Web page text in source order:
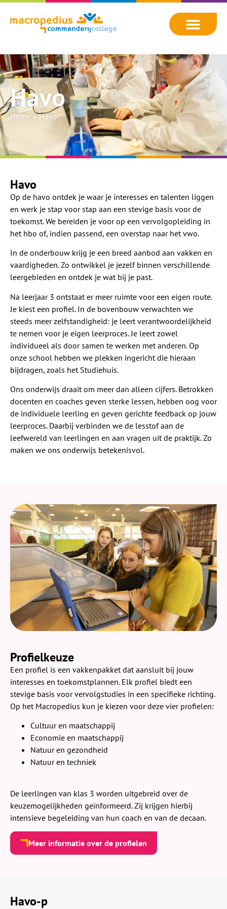
Havo
Home »Havo
Havo
Op de havo ontdek je waar je interesses en talenten liggen
en werk je stap voor stap aan een stevige basis voor de
toekomst. We bereiden je voor op een vervolgopleiding in
het hbo of, indien passend, een overstap naar het vwo.
In de onderbouw krijg je een breed aanbod aan vakken en
vaardigheden. Zo ontwikkel je jezelf binnen verschillende
leergebieden en ontdek je wat bij je past.
Na leerjaar 3 ontstaat er meer ruimte voor een eigen route.
Je kiest een profiel. In de bovenbouw verwachten we
steeds meer zelfstandigheid: je leert verantwoordelijkheid
te nemen voor je eigen leerproces. Je leert zowel
individueel als door samen te werken met anderen. Op
onze school hebben we plekken ingericht die hieraan
bijdragen, zoals het Studiehuis.
Ons onderwijs draait om meer dan alleen cijfers. Betrokken
docenten en coaches geven sterke lessen, hebben oog voor
de individuele leerling en geven gerichte feedback op jouw
leerproces. Daarbij verbinden we de lesstof aan de
leefwereld van leerlingen en aan vragen uit de praktijk. Zo
maken we ons onderwijs betekenisvol.
Profielkeuze
Een profiel is een vakkenpakket dat aansluit bij jouw
interesses en toekomstplannen. Elk profiel biedt een
stevige basis voor vervolgstudies in een specifieke richting.
Op het Macropedius kun je kiezen voor deze vier profielen:
Cultuur en maatschappij
Economie en maatschappij
Natuur en gezondheid
Natuur en techniek
De leerlingen van klas 3 worden uitgebreid over de
keuzemogelijkheden geïnformeerd. Zij krijgen hierbij
intensieve begeleiding van hun coach en van de decaan.
Meer informatie over de profielen
Havo-p